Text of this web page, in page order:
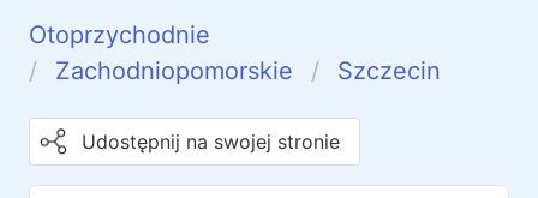
Otoprzychodnie
Zachodniopomorskie
Szczecin
Udostępnij na swojej stronie